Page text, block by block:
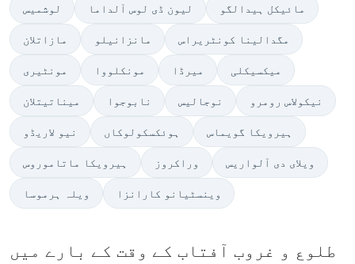
لوشمیس لیون ڈی لوس آلداما مائیکل ہیدالگو
مازاتلان مانزانيلو مگدالینا کونٹریراس
مونٹیری مونکلووا میرڈا میکسیکلی
میناتیتلان نابوجوا نوجالیس نیکولاس رومرو
نیو لاریڈو ہوئکسکولوکاں ہیرویکا گویماس
ہیرویکا ماتاموروس وراکروز ویلای دی آلواریس
ویلہ ہرموسا وینسٹیانو کارانزا
طلوع و غروب آفتاب کے وقت کے بارے میں